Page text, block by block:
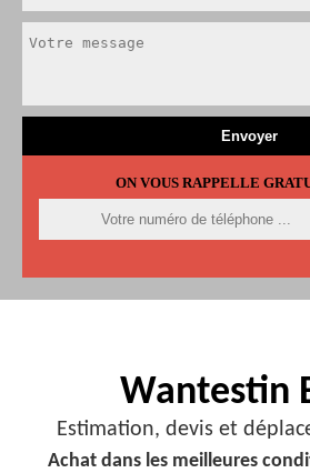
ON VOUS RAPPELLE
Wantestin
Estimation, devis et
Achat dans les meilleures